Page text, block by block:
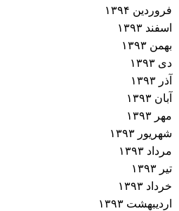
فروردین ۱۳۹۴
اسفند ۱۳۹۳
بهمن ۱۳۹۳
دی ۱۳۹۳
آذر ۱۳۹۳
آبان ۱۳۹۳
مهر ۱۳۹۳
شهریور ۱۳۹۳
مرداد ۱۳۹۳
تیر ۱۳۹۳
خرداد ۱۳۹۳
اردیبهشت ۱۳۹۳